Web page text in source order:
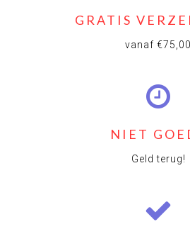
GRATIS
vanaf €75,00
NIET
Geld terug!